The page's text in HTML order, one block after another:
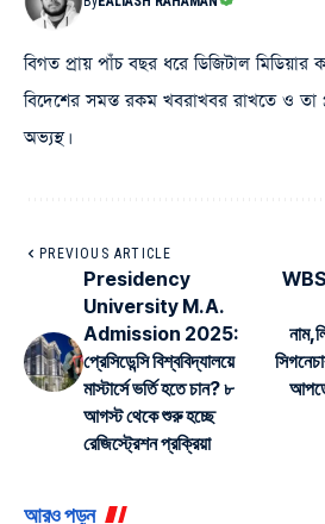
বিগত প্রায় পাঁচ বছর ধরে ডিজিটাল মিডিয়ার
বিদেশের সমস্ত রকম খবরাখবর রাখতে ও তা
অভ্যস্থ।
PREVIOUS ARTICLE
Presidency
University M.A.
Admission 2025:
প্রেসিডেন্সি বিশ্ববিদ্যালয়ে
মাস্টার্সে ভর্তি হতে চান? ৮
আগস্ট থেকে শুরু হচ্ছে
রেজিস্ট্রেশন প্রক্রিয়া
আরও পড়ুন